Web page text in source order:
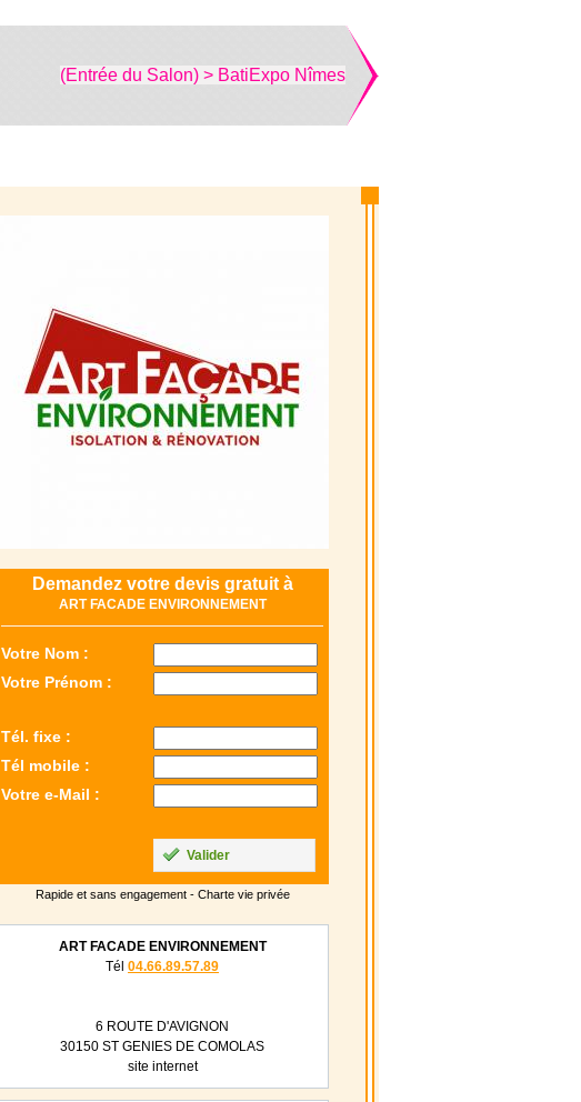
(Entrée du Salon) > BatiExpo Nîmes
Demandez votre devis gratuit à
ART FACADE ENVIRONNEMENT
Votre Nom :
Votre Prénom :
Tél. fixe :
Tél mobile :
Votre e-Mail :
Valider
Rapide et sans engagement - Charte vie privée
ART FACADE ENVIRONNEMENT
Tél 04.66.89.57.89
6 ROUTE D'AVIGNON
30150 ST GENIES DE COMOLAS
site internet